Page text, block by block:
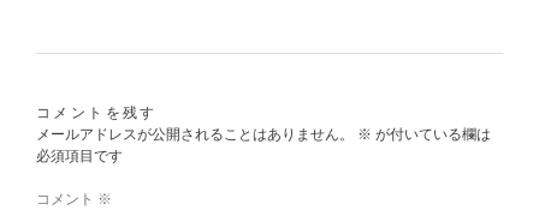
コメントを残す
メールアドレスが公開されることはありません。
※ が付いている欄は
必須項目です
コメント ※